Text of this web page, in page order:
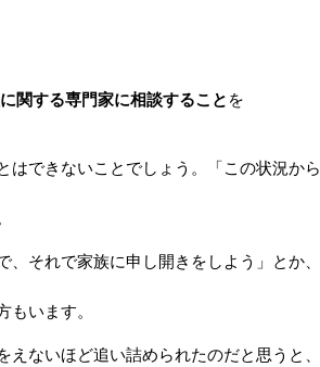
関する専門家に相談すること を
はできないことでしょう。「この状況から
で家族に申し開きをしよう」とか、
います。
ほど追い詰められたのだと思うと、